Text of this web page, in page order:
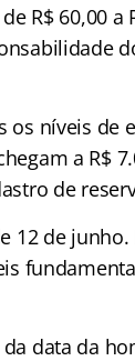
R$ 60,00 a
níveis de
a R$
de
12 de
data da